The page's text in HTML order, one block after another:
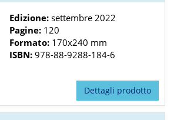
Edizione:settembre 2022
Pagine: 120
Formato:170x240 mm
ISBN:978-88-9288-184-6
Dettagli prodotto